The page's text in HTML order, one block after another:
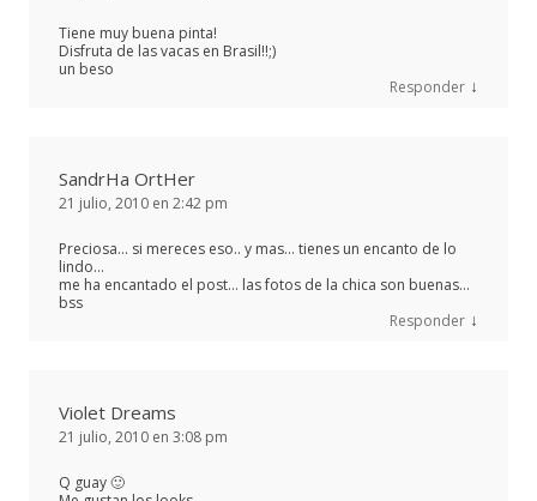
Tiene muy buena pinta!
Disfruta de las vacas en Brasil!!;)
un beso
Responder ↓
SandrHa OrtHer
21 julio, 2010 en 2:42 pm
Preciosa… si mereces eso.. y mas… tienes un encanto de lo
lindo…
me ha encantado el post… las fotos de la chica son buenas…
bss
Responder ↓
Violet Dreams
21 julio, 2010 en 3:08 pm
Q guay 🙂